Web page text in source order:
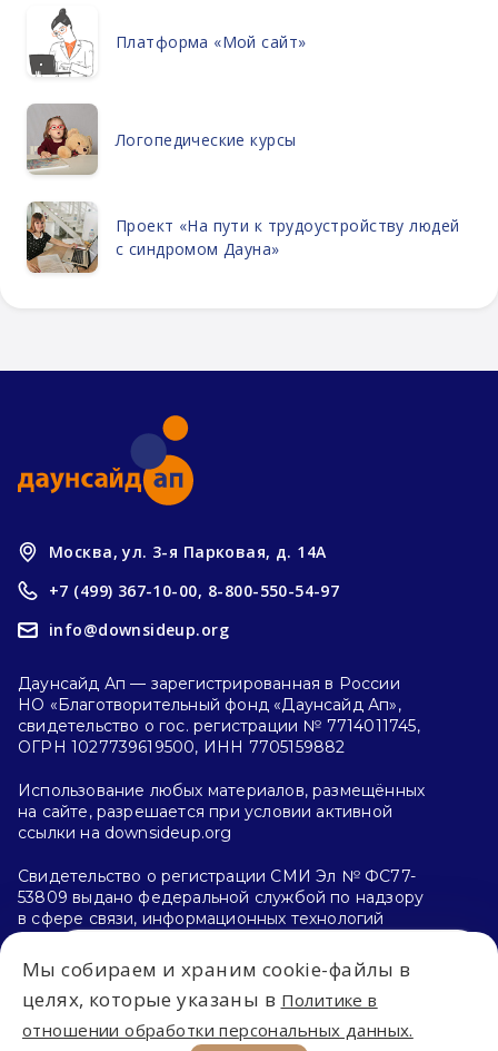
Платформа «Мой сайт»
Логопедические курсы
Проект «На пути к трудоустройству людей
с синдромом Дауна»
Впервые на сайте?
С чего начать?
Москва, ул. 3-я Парковая, д. 14А
+7 (499) 367-10-00, 8-800-550-54-97
info@downsideup.org
Даунсайд Ап — зарегистрированная в России
НО «Благотворительный фонд «Даунсайд Ап»,
свидетельство о гос. регистрации № 7714011745,
ОГРН 1027739619500, ИНН 7705159882
Использование любых материалов, размещённых
на сайте, разрешается при условии активной
ссылки на downsideup.org
Свидетельство о регистрации СМИ Эл № ФС77-
53809 выдано федеральной службой по надзору
в сфере связи, информационных технологий
и массовых коммуникаций (Роскомнадзор)
26.04.2013 г.
Политика конфиденциальности
Мы собираем и храним cookie-файлы в
целях, которые указаны в Политике в
отношении обработки персональных данных.